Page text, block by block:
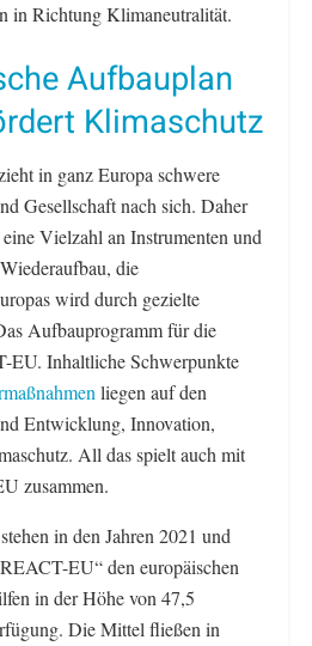
in Richtung Klimaneutralität.
Aufbauplan
Klimaschutz
in ganz Europa schwere
Gesellschaft nach sich. Daher
Vielzahl an Instrumenten und
die
wird durch gezielte
Aufbauprogramm für die
EU. Inhaltliche Schwerpunkte
liegen auf den
Entwicklung, Innovation,
All das spielt auch mit
zusammen.
in den Jahren 2021 und
EU“ den europäischen
in der Höhe von 47,5
Die Mittel fließen in